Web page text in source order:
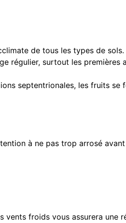
de tous les types de
régulier, surtout les premières
septentrionales, les fruits se
à ne pas trop arrosé
vents froids vous assurera une